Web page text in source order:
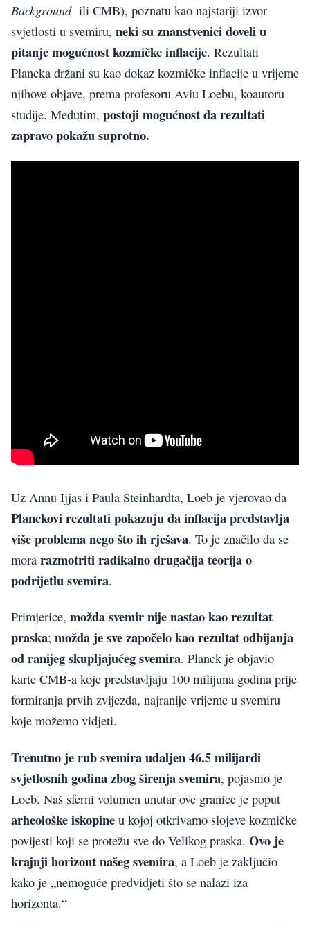
Backgroundili CMB), poznatu kao najstariji izvor
svjetlosti u svemiru, neki su znanstvenici doveli u
pitanje mogućnost kozmičke inflacije. Rezultati
Plancka držani su kao dokaz kozmičke inflacije u vrijeme
njihove objave, prema profesoru Aviu Loebu, koautoru
studije. Međutim, postoji mogućnost da rezultati
zapravo pokažu suprotno.
Uz Annu Ijjas i Paula Steinhardta, Loeb je vjerovao da
Planckovi rezultati pokazuju da inflacija predstavlja
više problema nego što ih rješava. To je značilo da se
mora razmotriti radikalno drugačija teorija o
podrijetlu svemira.
Primjerice, možda svemir nije nastao kao rezultat
praska; možda je sve započelo kao rezultat odbijanja
od ranijeg skupljajućeg svemira. Planck je objavio
karte CMB-a koje predstavljaju 100 milijuna godina prije
formiranja prvih zvijezda, najranije vrijeme u svemiru
koje možemo vidjeti.
Trenutno je rub svemira udaljen 46.5 milijardi
svjetlosnih godina zbog širenja svemira, pojasnio je
Loeb. Naš sferni volumen unutar ove granice je poput
arheološke iskopine u kojoj otkrivamo slojeve kozmičke
povijesti koji se protežu sve do Velikog praska. Ovo je
krajnji horizont našeg svemira, a Loeb je zaključio
kako je „nemoguće predvidjeti što se nalazi iza
horizonta.“